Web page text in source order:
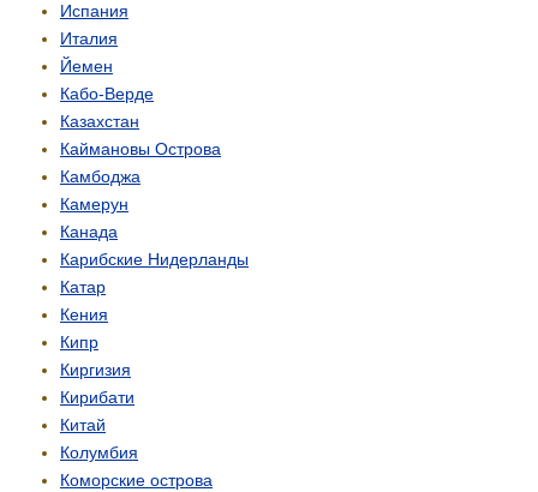
Испания
Италия
Йемен
Кабо-Верде
Казахстан
Каймановы Острова
Камбоджа
Камерун
Канада
Карибские Нидерланды
Катар
Кения
Кипр
Киргизия
Кирибати
Китай
Колумбия
Коморские острова